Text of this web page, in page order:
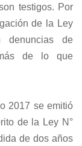
testigos. Por
de la Ley
denuncias de
de lo que
2017 se emitió
de la Ley N°
de dos años